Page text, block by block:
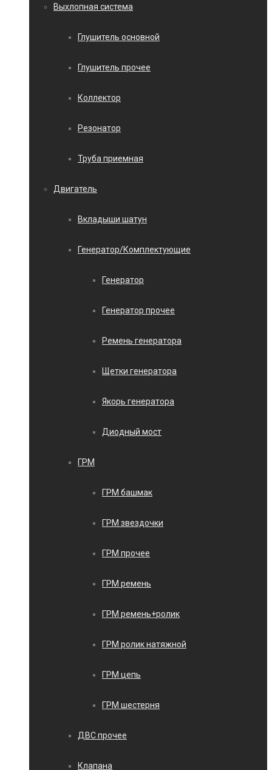
Выхлопная система
Глушитель основной
Глушитель прочее
Коллектор
Резонатор
Труба приемная
Двигатель
Вкладыши шатун
Генератор/Комплектующие
Генератор
Генератор прочее
Ремень генератора
Щетки генератора
Якорь генератора
Диодный мост
ГРМ
ГРМ башмак
ГРМ звездочки
ГРМ прочее
ГРМ ремень
ГРМ ремень+ролик
ГРМ ролик натяжной
ГРМ цепь
ГРМ шестерня
ДВС прочее
Клапана